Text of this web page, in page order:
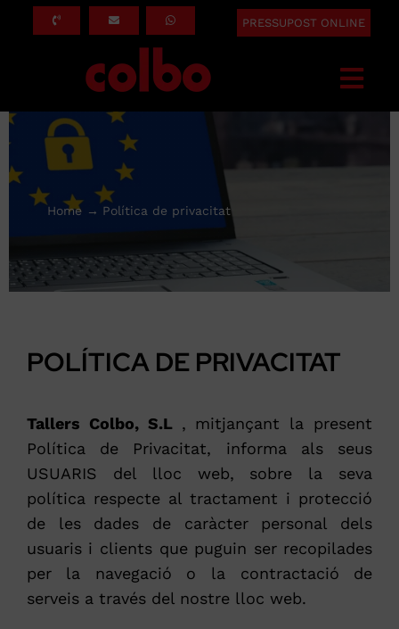
PRESSUPOST ONLINE
QUÈ FEM
SERVEIS
SOBRE NOSALTRES
CONTACTE
Home Política de privacitat
POLÍTICA DE PRIVACITAT
Tallers Colbo, S.L , mitjançant la present
Política de Privacitat, informa als seus
USUARIS del lloc web, sobre la seva
política respecte al tractament i protecció
de les dades de caràcter personal dels
usuaris i clients que puguin ser recopilades
per la navegació o la contractació de
serveis a través del nostre lloc web.